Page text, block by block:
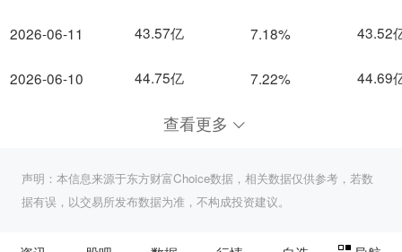
2026-06-11
2026-06-10
43.57亿 7.18% 43.52
44.75亿 7.22% 44.69
查看更多
声明：本信息来源于东方财富Choice数据，相关数据仅供参考，若数
据有误，以交易所发布数据为准，不构成投资建议。